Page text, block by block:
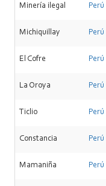
Minería ilegal Perú
Michiquillay Perú
El Cofre Perú
La Oroya Perú
Ticlio Perú
Constancia Perú
Mamaniña Perú